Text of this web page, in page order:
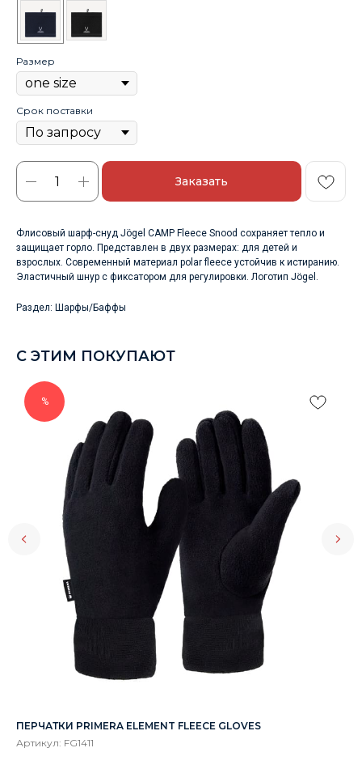
Размер
Срок поставки
Заказать
Флисовый шарф-cнуд Jögel CAMP Fleece Snood сохраняет тепло и
защищает горло. Представлен в двух размерах: для детей и
взрослых. Современный материал polar fleece устойчив к истиранию.
Эластичный шнур с фиксатором для регулировки. Логотип Jögel.
Раздел: Шарфы/Баффы
С ЭТИМ ПОКУПАЮТ
%
ПЕРЧАТКИ PRIMERA ELEMENT FLEECE GLOVES
Артикул: FG1411